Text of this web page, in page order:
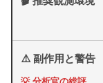
⚠️ 副作用と警告